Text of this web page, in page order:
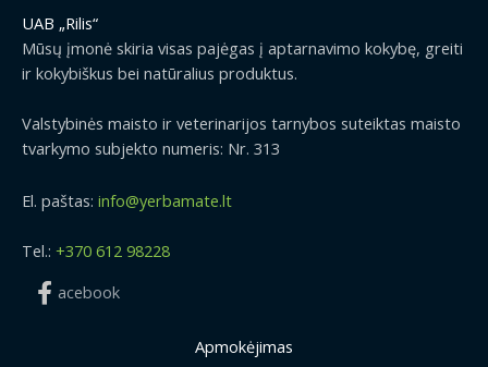
UAB „Rilis“
Mūsų įmonė skiria visas pajėgas į aptarnavimo kokybę, greiti
ir kokybiškus bei natūralius produktus.
Valstybinės maisto ir veterinarijos tarnybos suteiktas maisto
tvarkymo subjekto numeris: Nr. 313
El. paštas: info@yerbamate.lt
Tel.: +370 612 98228
acebook
Apmokėjimas